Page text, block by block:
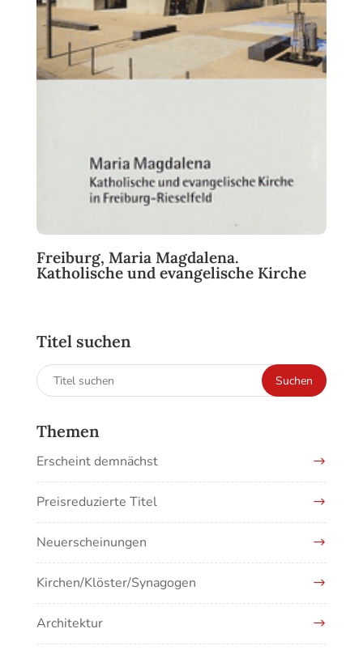
Freiburg, Maria Magdalena.
Katholische und evangelische Kirche
Titel suchen
Suchen
nach:
Suchen
Themen
Erscheint demnächst
Preisreduzierte Titel
Neuerscheinungen
Kirchen/Klöster/Synagogen
Architektur